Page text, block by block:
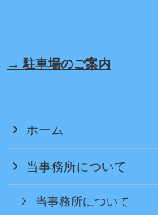
→ 駐車場のご案内
ホーム
当事務所について
当事務所について